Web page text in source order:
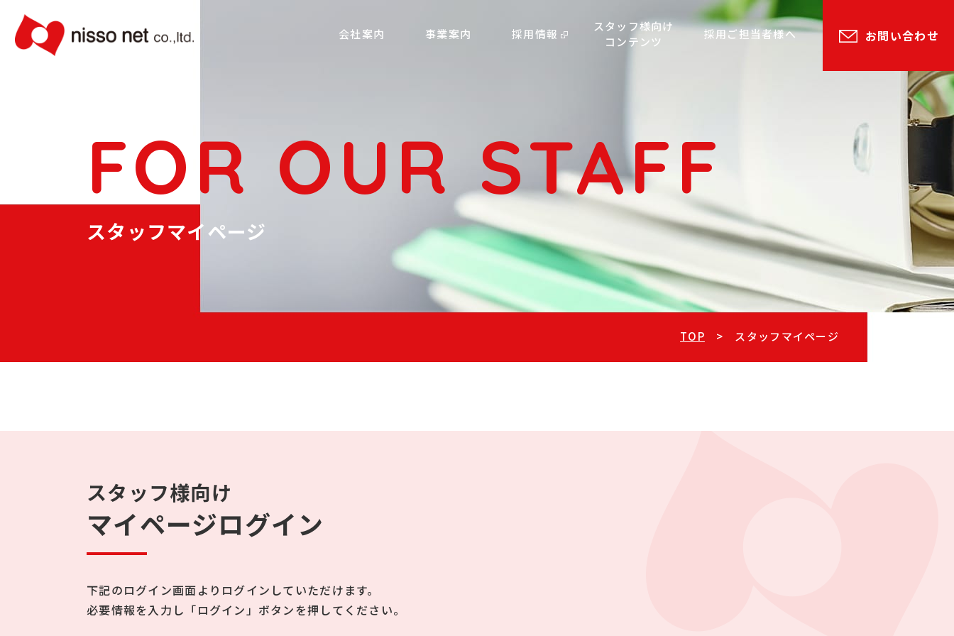
会社案内 事業案内 採用情報
スタッフ様向け
コンテンツ
採用ご担当者様へ お問い合わせ
FOR OUR STAFF
スタッフマイページ
TOP スタッフマイページ
スタッフ様向け
マイページログイン
下記のログイン画面よりログインしていただけます。
必要情報を入力し「ログイン」ボタンを押してください。